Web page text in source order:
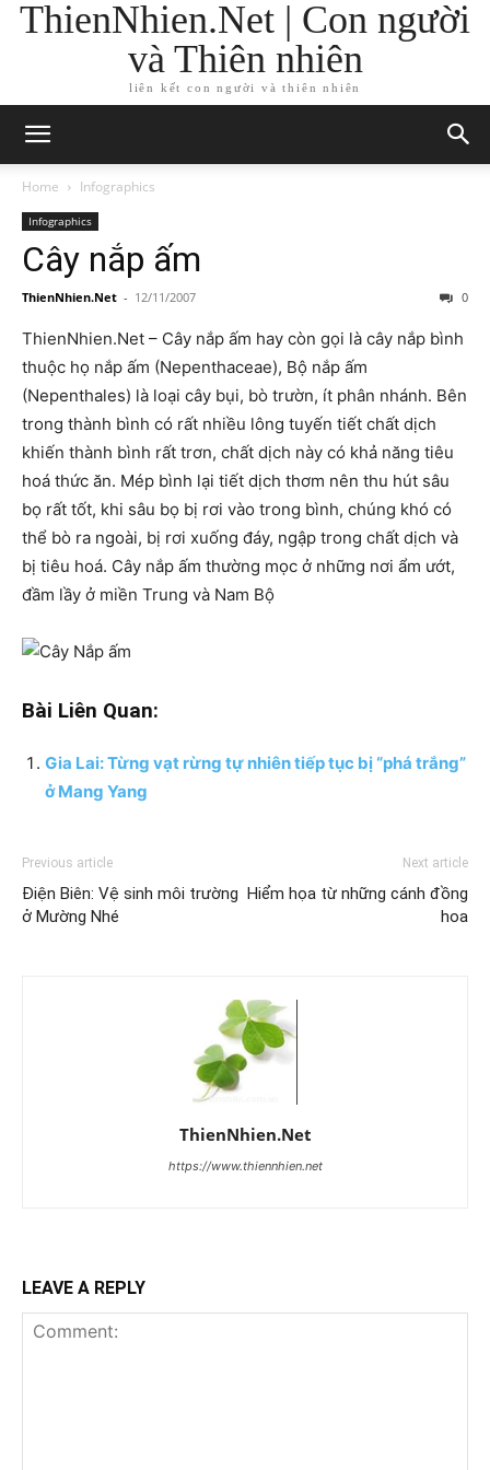
ThienNhien.Net | Con người
và Thiên nhiên
liên kết con người và thiên nhiên
Home Infographics
Infographics
Cây nắp ấm
ThienNhien.Net - 12/11/2007 0
ThienNhien.Net – Cây nắp ấm hay còn gọi là cây nắp bình
thuộc họ nắp ấm (Nepenthaceae), Bộ nắp ấm
(Nepenthales) là loại cây bụi, bò trườn, ít phân nhánh. Bên
trong thành bình có rất nhiều lông tuyến tiết chất dịch
khiến thành bình rất trơn, chất dịch này có khả năng tiêu
hoá thức ăn. Mép bình lại tiết dịch thơm nên thu hút sâu
bọ rất tốt, khi sâu bọ bị rơi vào trong bình, chúng khó có
thể bò ra ngoài, bị rơi xuống đáy, ngập trong chất dịch và
bị tiêu hoá. Cây nắp ấm thường mọc ở những nơi ẩm ướt,
đầm lầy ở miền Trung và Nam Bộ
Bài Liên Quan:
Gia Lai: Từng vạt rừng tự nhiên tiếp tục bị “phá trắng”
ở Mang Yang
Previous article
Điện Biên: Vệ sinh môi trường
ở Mường Nhé
Next article
Hiểm họa từ những cánh đồng
hoa
ThienNhien.Net
https://www.thiennhien.net
LEAVE A REPLY